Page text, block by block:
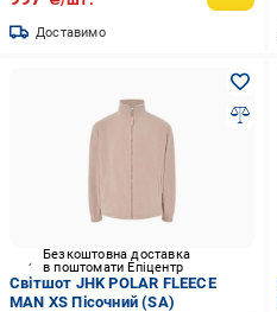
Доставимо
Безкоштовна доставка
в поштомати Епіцентр
Світшот JHK POLAR FLEECE
MAN XS Пісочний (SA)